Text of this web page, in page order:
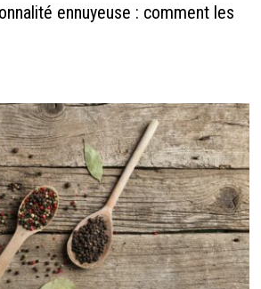
ennuyeuse : comment les